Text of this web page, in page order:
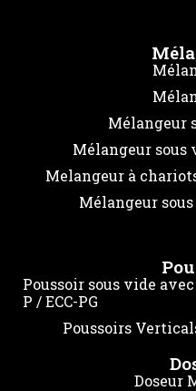
Mélangeur
Mélangeur sous
Melangeur à
Mélangeur
Poussoir sous vide
P / ECC-PG
Poussoirs
Doseur